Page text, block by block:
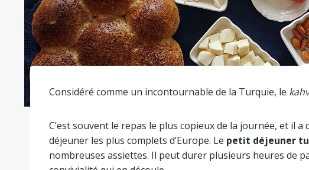
Considéré comme un incontournable de la Turquie, le
C’est souvent le repas le plus copieux de la journée, et il a
déjeuner les plus complets d’Europe. Le petit déjeuner
nombreuses assiettes. Il peut durer plusieurs heures de